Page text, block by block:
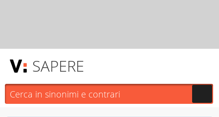
SAPERE